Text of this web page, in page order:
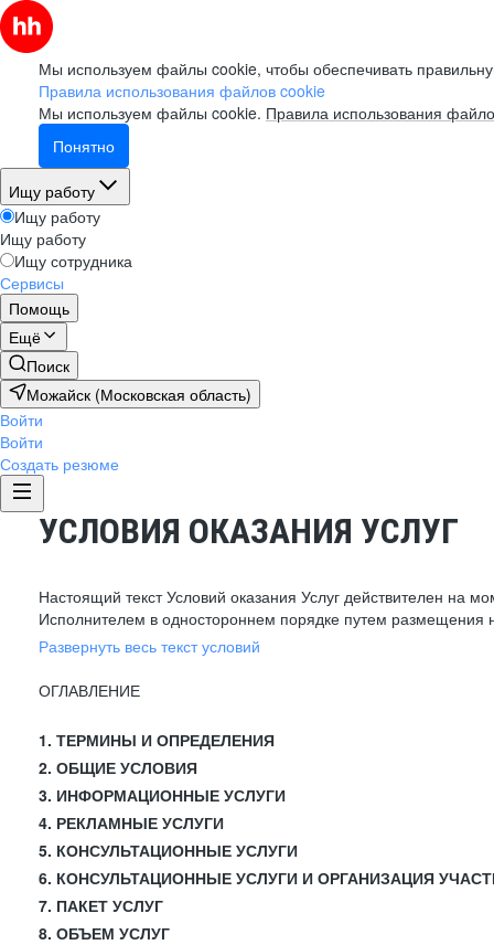
Мы используем файлы cookie, чтобы обеспечивать
Правила использования файлов cookie
Мы используем файлы cookie. Правила использования
Понятно
Ищу работу
Ищу работу
Ищу работу
Ищу сотрудника
Сервисы
Помощь
Ещё
Поиск
Можайск (Московская область)
Войти
Войти
Создать резюме
УСЛОВИЯ ОКАЗАНИЯ УСЛУГ
Настоящий текст Условий оказания Услуг действителен на
Исполнителем в одностороннем порядке путем размещения
Развернуть весь текст условий
ОГЛАВЛЕНИЕ
1. ТЕРМИНЫ И ОПРЕДЕЛЕНИЯ
2. ОБЩИЕ УСЛОВИЯ
3. ИНФОРМАЦИОННЫЕ УСЛУГИ
4. РЕКЛАМНЫЕ УСЛУГИ
5. КОНСУЛЬТАЦИОННЫЕ УСЛУГИ
6. КОНСУЛЬТАЦИОННЫЕ УСЛУГИ И ОРГАНИЗАЦИЯ
7. ПАКЕТ УСЛУГ
8. ОБЪЕМ УСЛУГ